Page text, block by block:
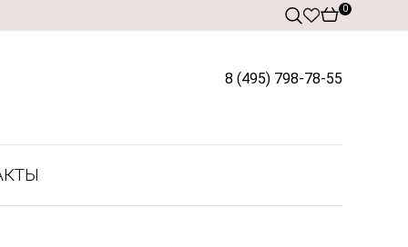
0
8 (495) 798-78-55